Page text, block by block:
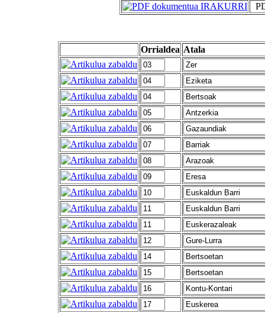
Orrialdea Atala